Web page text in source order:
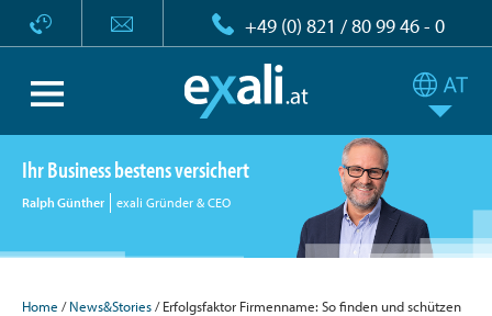
+49 (0) 821 / 80 99 46 - 0
Ihr Business bestens versichert
Ralph Günther exali Gründer & CEO
Home /News&Stories/ Erfolgsfaktor Firmenname: So finden und schützen